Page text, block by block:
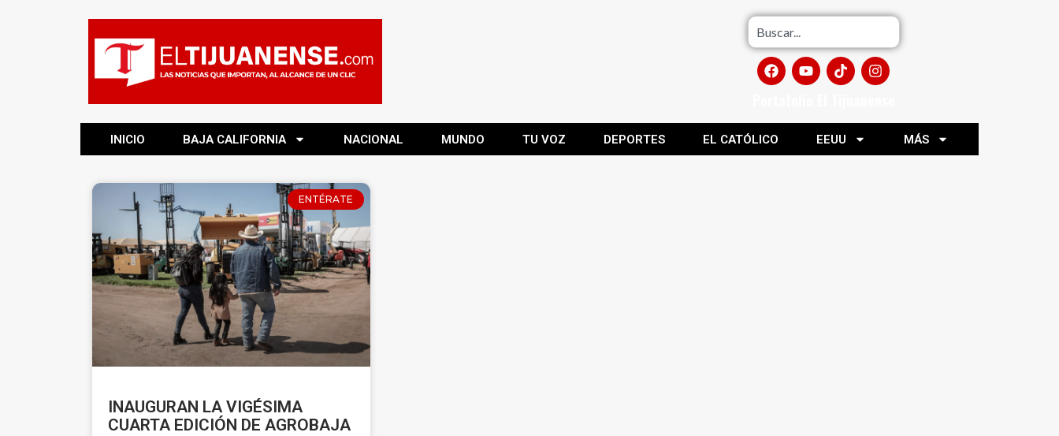
INICIO BAJA CALIFORNIA NACIONAL MUNDO TU VOZ DEPORTES EL CATÓLICO EEUU MÁS
ENTÉRATE
INAUGURAN LA VIGÉSIMA
CUARTA EDICIÓN DE AGROBAJA